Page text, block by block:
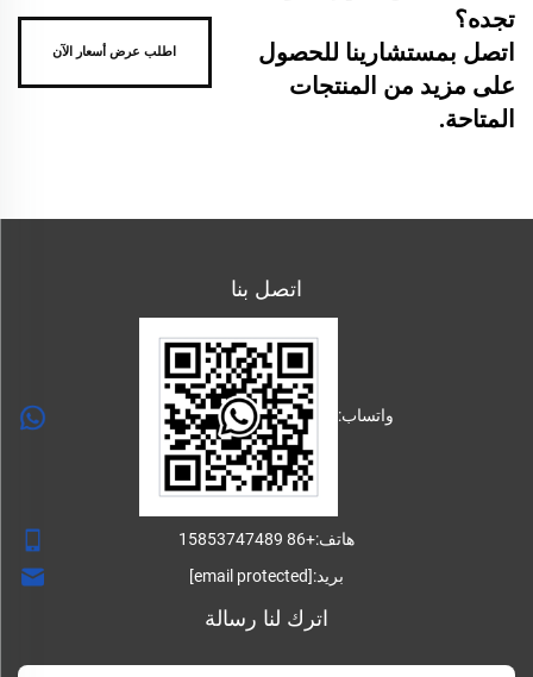
تجده؟
اتصل بمستشارينا للحصول
على مزيد من المنتجات
المتاحة.
اطلب عرض أسعار الآن
اتصل بنا
واتساب:
هاتف:+86 15853747489
بريد:[email protected]
اترك لنا رسالة